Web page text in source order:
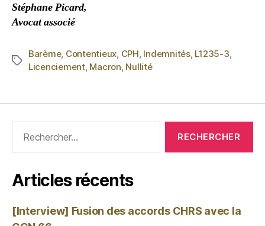
Stéphane Picard,
Avocat associé
Barème, Contentieux, CPH, Indemnités, L1235-3,
Licenciement, Macron, Nullité
Articles récents
[Interview] Fusion des accords CHRS avec la